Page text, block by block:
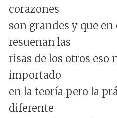
corazones
son grandes y que en
resuenan las
risas de los otros eso
importado
en la teoría pero la
diferente